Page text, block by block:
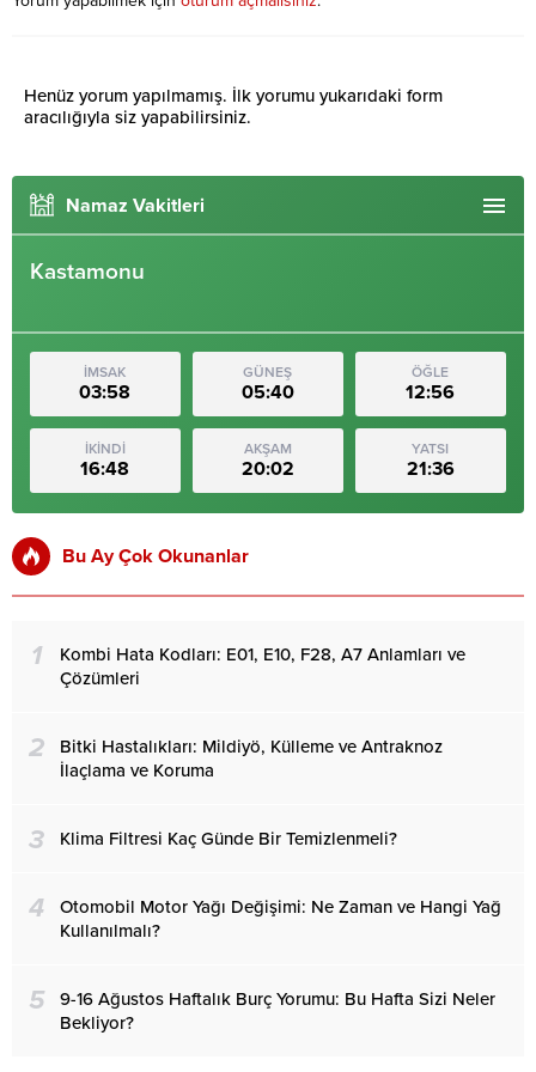
Henüz yorum yapılmamış. İlk yorumu yukarıdaki form
aracılığıyla siz yapabilirsiniz.
Namaz Vakitleri
Kastamonu
İMSAK
03:58
GÜNEŞ
05:40
ÖĞLE
12:56
İKİNDİ
16:48
AKŞAM
20:02
YATSI
21:36
Bu Ay Çok Okunanlar
1
Kombi Hata Kodları: E01, E10, F28, A7 Anlamları ve
Çözümleri
2
Bitki Hastalıkları: Mildiyö, Külleme ve Antraknoz
İlaçlama ve Koruma
3 Klima Filtresi Kaç Günde Bir Temizlenmeli?
4
Otomobil Motor Yağı Değişimi: Ne Zaman ve Hangi Yağ
Kullanılmalı?
5
9-16 Ağustos Haftalık Burç Yorumu: Bu Hafta Sizi Neler
Bekliyor?